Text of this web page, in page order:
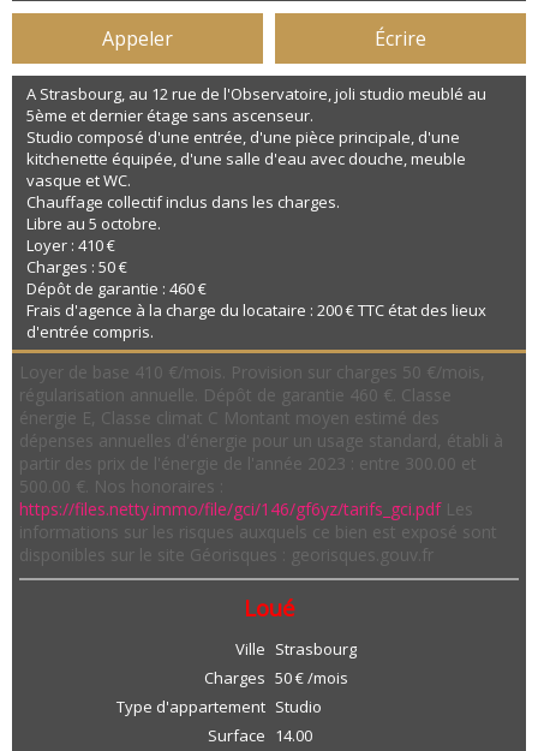
Appeler Écrire
A Strasbourg, au 12 rue de l'Observatoire, joli studio meublé au
5ème et dernier étage sans ascenseur.
Studio composé d'une entrée, d'une pièce principale, d'une
kitchenette équipée, d'une salle d'eau avec douche, meuble
vasque et WC.
Chauffage collectif inclus dans les charges.
Libre au 5 octobre.
Loyer : 410 €
Charges : 50 €
Dépôt de garantie : 460 €
Frais d'agence à la charge du locataire : 200 € TTC état des lieux
d'entrée compris.
Loyer de base 410 €/mois. Provision sur charges 50 €/mois,
régularisation annuelle. Dépôt de garantie 460 €. Classe
énergie E, Classe climat C Montant moyen estimé des
dépenses annuelles d'énergie pour un usage standard, établi à
partir des prix de l'énergie de l'année 2023 : entre 300.00 et
500.00 €. Nos honoraires :
https://files.netty.immo/file/gci/146/gf6yz/tarifs_gci.pdfLes
informations sur les risques auxquels ce bien est exposé sont
disponibles sur le site Géorisques : georisques.gouv.fr
Loué
Ville Strasbourg
Charges 50 € /mois
Type d'appartement Studio
Surface 14.00